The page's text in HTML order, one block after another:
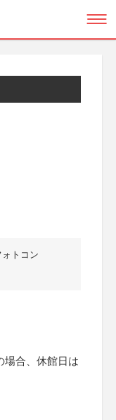
トコン
合、休館日は